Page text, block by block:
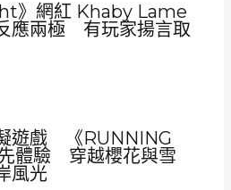
》網紅 Khaby Lame
應兩極 有玩家揚言取
遊戲 《RUNNING
體驗 穿越櫻花與雪
風光